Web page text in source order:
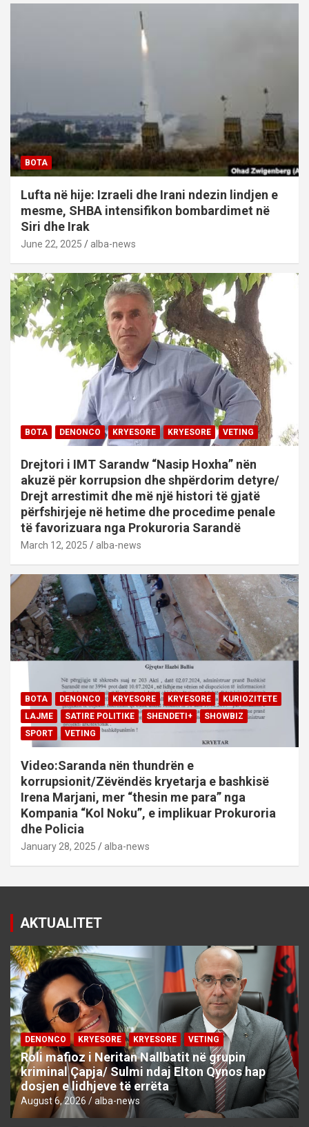
BOTA
Lufta në hije: Izraeli dhe Irani ndezin lindjen e
mesme, SHBA intensifikon bombardimet në
Siri dhe Irak
June 22, 2025 alba-news
BOTA DENONCO KRYESORE KRYESORE VETING
Drejtori i IMT Sarandw “Nasip Hoxha” nën
akuzë për korrupsion dhe shpërdorim detyre/
Drejt arrestimit dhe më një histori të gjatë
përfshirjeje në hetime dhe procedime penale
të favorizuara nga Prokuroria Sarandë
March 12, 2025 alba-news
BOTA DENONCO KRYESORE KRYESORE
KURIOZITETE
LAJME
SATIRE POLITIKE SHENDETI+
SHOWBIZ
SPORT
VETING
Video:Saranda nën thundrën e
korrupsionit/Zëvëndës kryetarja e bashkisë
Irena Marjani, mer “thesin me para” nga
Kompania “Kol Noku”, e implikuar Prokuroria
dhe Policia
January 28, 2025 alba-news
AKTUALITET
DENONCO KRYESORE KRYESORE VETING
Roli mafioz i Neritan Nallbatit në grupin
kriminal Çapja/ Sulmi ndaj Elton Qynos hap
dosjen e lidhjeve të errëta
August 6, 2026 alba-news